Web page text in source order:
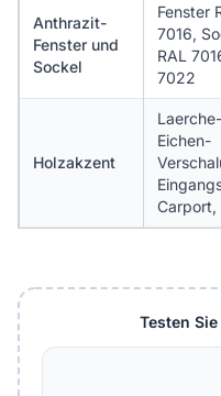
Anthrazit-
Fenster und
Sockel
Fenster
7016,
RAL
7022
Holzakzent
Eichen-
Carport,
Testen